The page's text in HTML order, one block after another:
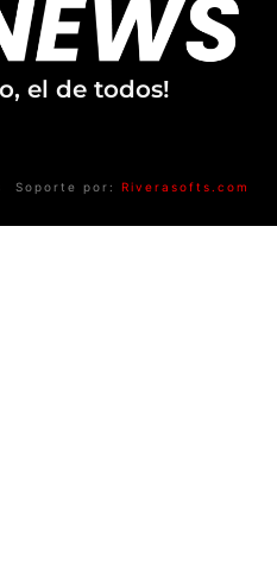
el de todos!
Soporte por: Riverasofts.com